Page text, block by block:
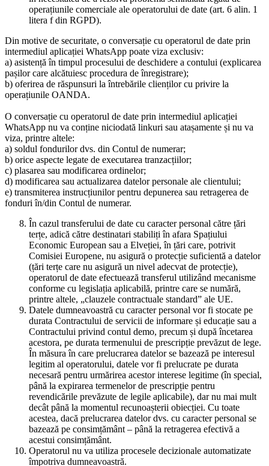
operațiunile comerciale ale operatorului de date (art. 6 alin. 1
litera f din RGPD).
Din motive de securitate, o conversație cu operatorul de date prin
intermediul aplicației WhatsApp poate viza exclusiv:
a) asistență în timpul procesului de deschidere a contului (explicarea
pașilor care alcătuiesc procedura de înregistrare);
b) oferirea de răspunsuri la întrebările clienților cu privire la
operațiunile OANDA.
O conversație cu operatorul de date prin intermediul aplicației
WhatsApp nu va conține niciodată linkuri sau atașamente și nu va
viza, printre altele:
a) soldul fondurilor dvs. din Contul de numerar;
b) orice aspecte legate de executarea tranzacțiilor;
c) plasarea sau modificarea ordinelor;
d) modificarea sau actualizarea datelor personale ale clientului;
e) transmiterea instrucțiunilor pentru depunerea sau retragerea de
fonduri în/din Contul de numerar.
În cazul transferului de date cu caracter personal către țări
terțe, adică către destinatari stabiliți în afara Spațiului
Economic European sau a Elveției, în țări care, potrivit
Comisiei Europene, nu asigură o protecție suficientă a datelor
(țări terțe care nu asigură un nivel adecvat de protecție),
operatorul de date efectuează transferul utilizând mecanisme
conforme cu legislația aplicabilă, printre care se numără,
printre altele, „clauzele contractuale standard” ale UE.
Datele dumneavoastră cu caracter personal vor fi stocate pe
durata Contractului de servicii de informare și educație sau a
Contractului privind contul demo, precum și după încetarea
acestora, pe durata termenului de prescripție prevăzut de lege.
În măsura în care prelucrarea datelor se bazează pe interesul
legitim al operatorului, datele vor fi prelucrate pe durata
necesară pentru urmărirea acestor interese legitime (în special,
până la expirarea termenelor de prescripție pentru
revendicările prevăzute de legile aplicabile), dar nu mai mult
decât până la momentul recunoașterii obiecției. Cu toate
acestea, dacă prelucrarea datelor dvs. cu caracter personal se
bazează pe consimțământ – până la retragerea efectivă a
acestui consimțământ.
Operatorul nu va utiliza procesele decizionale automatizate
împotriva dumneavoastră.